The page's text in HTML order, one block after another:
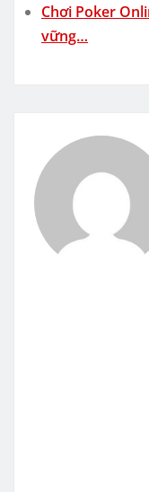
Chơi Poker
vững…